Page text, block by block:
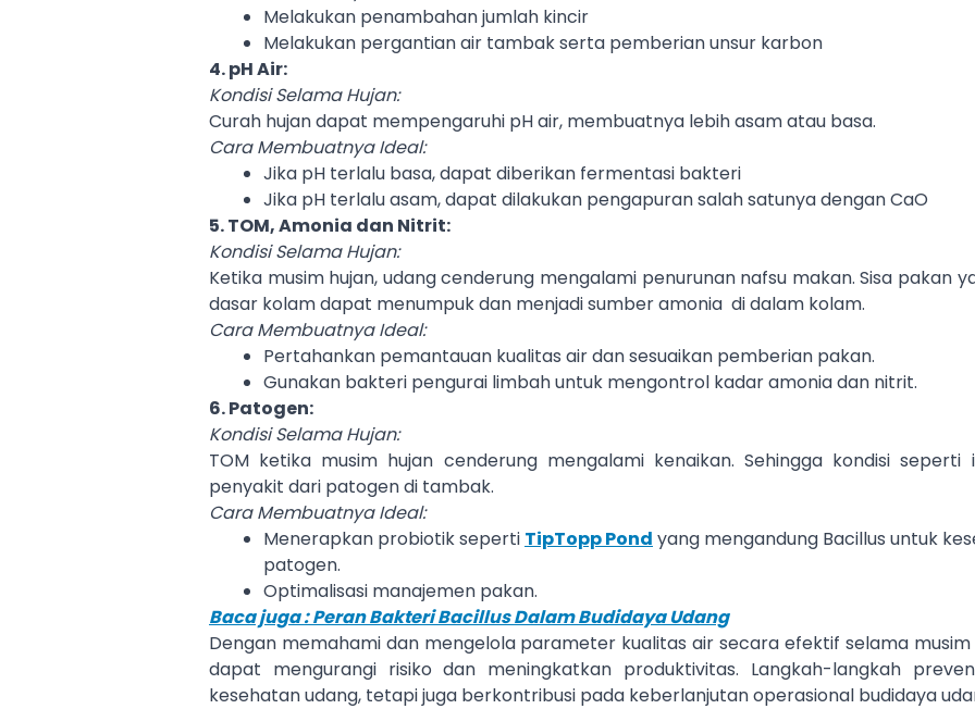
Melakukan penambahan jumlah kincir
Melakukan pergantian air tambak serta pemberian unsur karbon
4. pH Air:
Kondisi Selama Hujan:
Curah hujan dapat mempengaruhi pH air, membuatnya lebih asam atau basa.
Cara Membuatnya Ideal:
Jika pH terlalu basa, dapat diberikan fermentasi bakteri
Jika pH terlalu asam, dapat dilakukan pengapuran salah satunya dengan CaO
5. TOM, Amonia dan Nitrit:
Kondisi Selama Hujan:
Ketika musim hujan, udang cenderung mengalami penurunan nafsu makan. Sisa pakan
dasar kolam dapat menumpuk dan menjadi sumber amonia di dalam kolam.
Cara Membuatnya Ideal:
Pertahankan pemantauan kualitas air dan sesuaikan pemberian pakan.
Gunakan bakteri pengurai limbah untuk mengontrol kadar amonia dan nitrit.
6. Patogen:
Kondisi Selama Hujan:
TOM ketika musim hujan cenderung mengalami kenaikan. Sehingga kondisi
penyakit dari patogen di tambak.
Cara Membuatnya Ideal:
Menerapkan probiotik seperti TipTopp Pond yang mengandung Bacillus untuk
patogen.
Optimalisasi manajemen pakan.
Baca juga : Peran Bakteri Bacillus Dalam Budidaya Udang
Dengan memahami dan mengelola parameter kualitas air secara efektif selama
dapat mengurangi risiko dan meningkatkan produktivitas. Langkah-langkah
kesehatan udang, tetapi juga berkontribusi pada keberlanjutan operasional budidaya